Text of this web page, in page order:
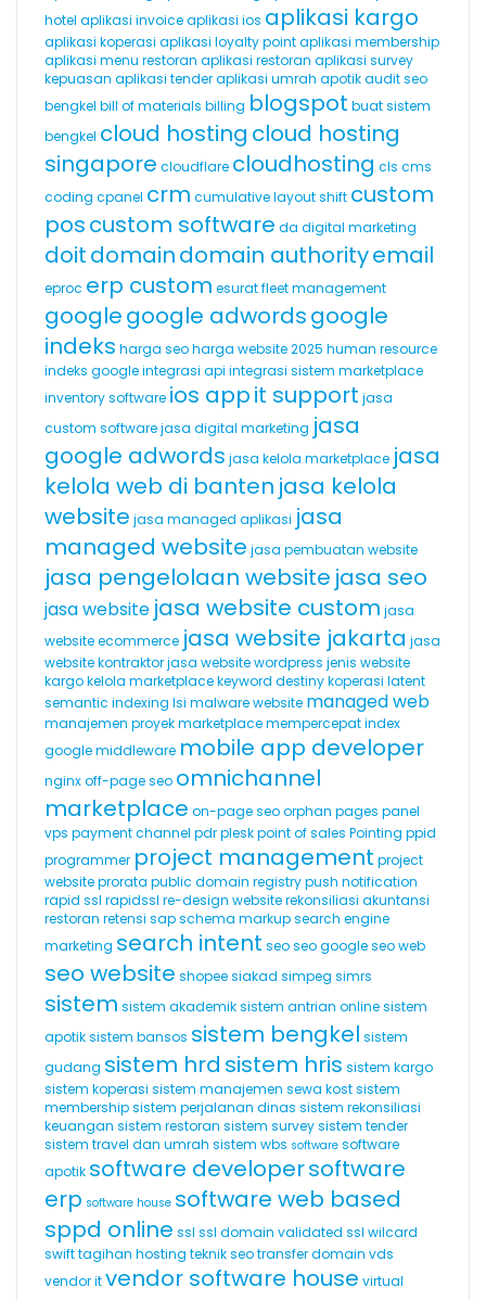
hotel aplikasi invoiceaplikasi ios aplikasi kargo
aplikasi koperasi aplikasi loyalty pointaplikasi membership
aplikasi menu restoran aplikasi restoran aplikasi survey
kepuasan aplikasi tenderaplikasi umrah apotikaudit seo
bengkel bill of materials billing blogspot buat sistem
bengkel cloud hosting cloud hosting
singapore cloudflare cloudhosting cls cms
coding cpanel crm cumulative layout shift custom
poscustom software da digital marketing
doitdomaindomain authorityemail
eproc erp custom esuratfleet management
googlegoogle adwordsgoogle
indeks harga seoharga website 2025 human resource
indeks googleintegrasi api integrasi sistem marketplace
inventory software ios appit support jasa
custom softwarejasa digital marketing jasa
google adwords jasa kelola marketplace jasa
kelola web di banten jasa kelola
website jasa managed aplikasi jasa
managed website jasa pembuatan website
jasa pengelolaan website jasa seo
jasa website jasa website custom jasa
website ecommerce jasa website jakarta jasa
website kontraktorjasa website wordpress jenis website
kargokelola marketplacekeyword destinykoperasi latent
semantic indexing lsi malware website managed web
manajemen proyekmarketplacemempercepat index
googlemiddleware mobile app developer
nginxoff-page seo omnichannel
marketplace on-page seoorphan pages panel
vps payment channel pdrpleskpoint of sales Pointing ppid
programmer project management project
websiteprorata public domain registrypush notification
rapid ssl rapidssl re-design websiterekonsiliasi akuntansi
restoran retensi sapschema markupsearch engine
marketing search intent seoseo googleseo web
seo website shopeesiakad simpeg simrs
sistem sistem akademiksistem antrian onlinesistem
apotiksistem bansos sistem bengkel sistem
gudang sistem hrd sistem hris sistem kargo
sistem koperasi sistem manajemen sewa kostsistem
membershipsistem perjalanan dinas sistem rekonsiliasi
keuangan sistem restoran sistem surveysistem tender
sistem travel dan umrah sistem wbs software software
apotik software developersoftware
erp software house software web based
sppd online ssl ssl domain validated ssl wilcard
swifttagihan hosting teknik seotransfer domain vds
vendor itvendor software house virtual